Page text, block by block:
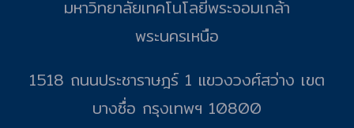
มหาวิทยาลัยเทคโนโลยีพระจอมเกล้า
พระนครเหนือ
1518 ถนนประชาราษฎร์ 1 แขวงวงศ์สว่าง เขต
บางซื่อ กรุงเทพฯ 10800